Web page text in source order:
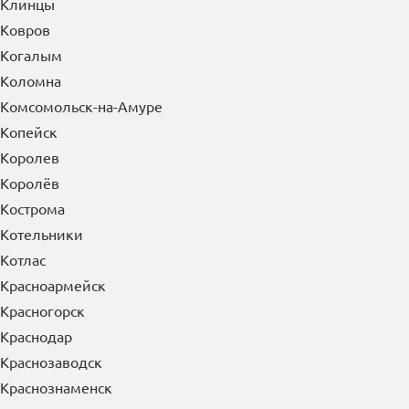
Клинцы
Ковров
Когалым
Коломна
Комсомольск-на-Амуре
Копейск
Королев
Королёв
Кострома
Котельники
Котлас
Красноармейск
Красногорск
Краснодар
Краснозаводск
Краснознаменск